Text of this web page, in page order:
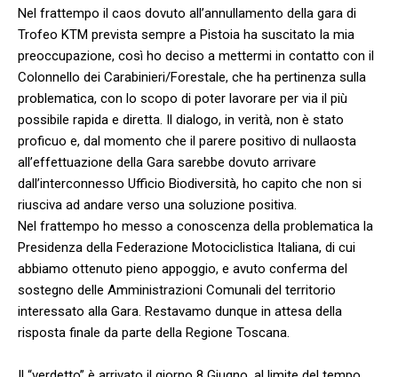
Nel frattempo il caos dovuto all’annullamento della gara di
Trofeo KTM prevista sempre a Pistoia ha suscitato la mia
preoccupazione, così ho deciso a mettermi in contatto con il
Colonnello dei Carabinieri/Forestale, che ha pertinenza sulla
problematica, con lo scopo di poter lavorare per via il più
possibile rapida e diretta. Il dialogo, in verità, non è stato
proficuo e, dal momento che il parere positivo di nullaosta
all’effettuazione della Gara sarebbe dovuto arrivare
dall’interconnesso Ufficio Biodiversità, ho capito che non si
riusciva ad andare verso una soluzione positiva.
Nel frattempo ho messo a conoscenza della problematica la
Presidenza della Federazione Motociclistica Italiana, di cui
abbiamo ottenuto pieno appoggio, e avuto conferma del
sostegno delle Amministrazioni Comunali del territorio
interessato alla Gara. Restavamo dunque in attesa della
risposta finale da parte della Regione Toscana.